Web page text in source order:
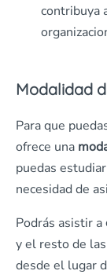
contribuya
Modalidad
Para que
ofrece una
puedas
necesidad de
Podrás asistir a
y el resto de
desde el lugar